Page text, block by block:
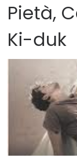
Pietà,
Ki-duk